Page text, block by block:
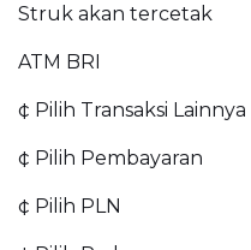
Struk akan tercetak
ATM BRI
¢ Pilih Transaksi Lainnya
¢ Pilih Pembayaran
¢ Pilih PLN